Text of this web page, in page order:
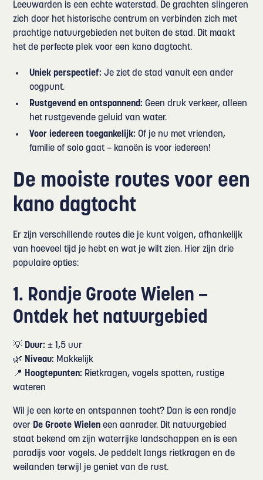
Leeuwarden is een echte waterstad. De grachten slingeren
zich door het historische centrum en verbinden zich met
prachtige natuurgebieden net buiten de stad. Dit maakt
het de perfecte plek voor een kano dagtocht.
Uniek perspectief: Je ziet de stad vanuit een ander
oogpunt.
Rustgevend en ontspannend: Geen druk verkeer, alleen
het rustgevende geluid van water.
Voor iedereen toegankelijk: Of je nu met vrienden,
familie of solo gaat – kanoën is voor iedereen!
De mooiste routes voor een
kano dagtocht
Er zijn verschillende routes die je kunt volgen, afhankelijk
van hoeveel tijd je hebt en wat je wilt zien. Hier zijn drie
populaire opties:
1. Rondje Groote Wielen –
Ontdek het natuurgebied
💡 Duur: ± 1,5 uur
🌿 Niveau: Makkelijk
📍 Hoogtepunten: Rietkragen, vogels spotten, rustige
wateren
Wil je een korte en ontspannen tocht? Dan is een rondje
over De Groote Wielen een aanrader. Dit natuurgebied
staat bekend om zijn waterrijke landschappen en is een
paradijs voor vogels. Je peddelt langs rietkragen en de
weilanden terwijl je geniet van de rust.